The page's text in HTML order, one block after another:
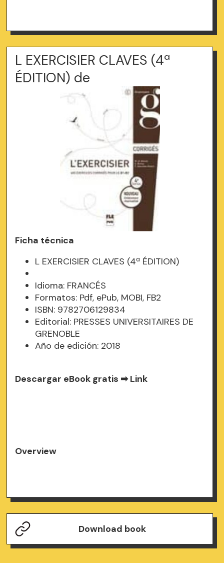
L EXERCISIER CLAVES (4ª
ÉDITION) de
Ficha técnica
L EXERCISIER CLAVES (4ª ÉDITION)
Idioma: FRANCÉS
Formatos: Pdf, ePub, MOBI, FB2
ISBN: 9782706129834
Editorial: PRESSES UNIVERSITAIRES DE
GRENOBLE
Año de edición: 2018
Descargar eBook gratis ➡Link
Overview
Download book